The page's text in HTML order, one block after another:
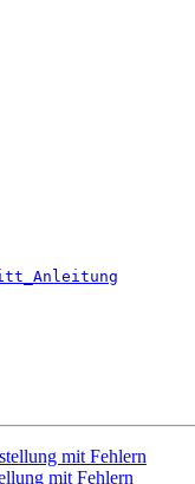
mit Fehlern
mit Fehlern